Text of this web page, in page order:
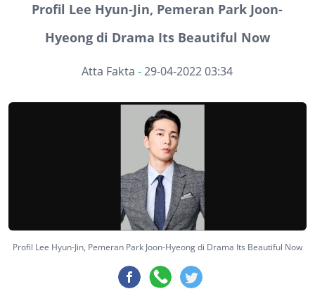
Profil Lee Hyun-Jin, Pemeran Park Joon-
Hyeong di Drama Its Beautiful Now
Atta Fakta -29-04-2022 03:34
Profil Lee Hyun-Jin, Pemeran Park Joon-Hyeong di Drama Its Beautiful Now